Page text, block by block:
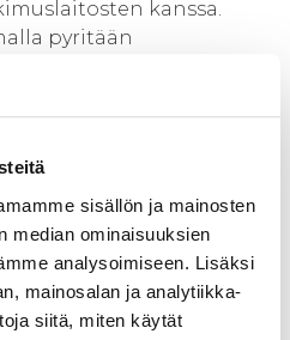
sisällön ja mainosten
median ominaisuuksien
analysoimiseen. Lisäksi
mainosalan ja analytiikka-
siitä, miten käytät
kanssa.
pyritään
jalkauttamaan
liiketoiminnaksi sekä
yritysten
sekä
yritysten syntymistä.
kiinnitetään myös
oikeuksien sekä